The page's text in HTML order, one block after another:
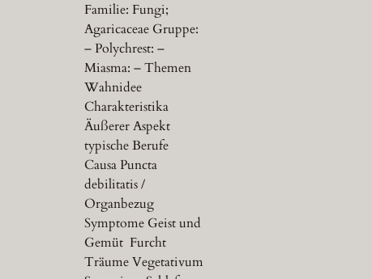
Familie: Fungi;
Agaricaceae Gruppe:
– Polychrest: –
Miasma: – Themen
Wahnidee
Charakteristika
Äußerer Aspekt
typische Berufe
Causa Puncta
debilitatis /
Organbezug
Symptome Geist und
Gemüt Furcht
Träume Vegetativum